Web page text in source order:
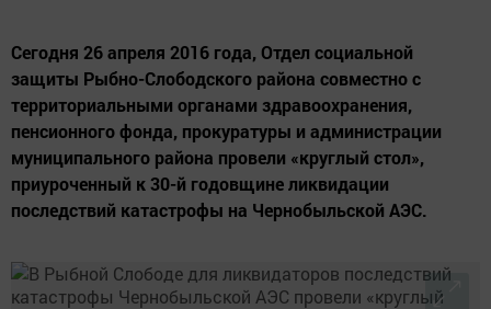
Сегодня 26 апреля 2016 года, Отдел социальной
защиты Рыбно-Слободского района совместно с
территориальными органами здравоохранения,
пенсионного фонда, прокуратуры и администрации
муниципального района провели «круглый стол»,
приуроченный к 30-й годовщине ликвидации
последствий катастрофы на Чернобыльской АЭС.